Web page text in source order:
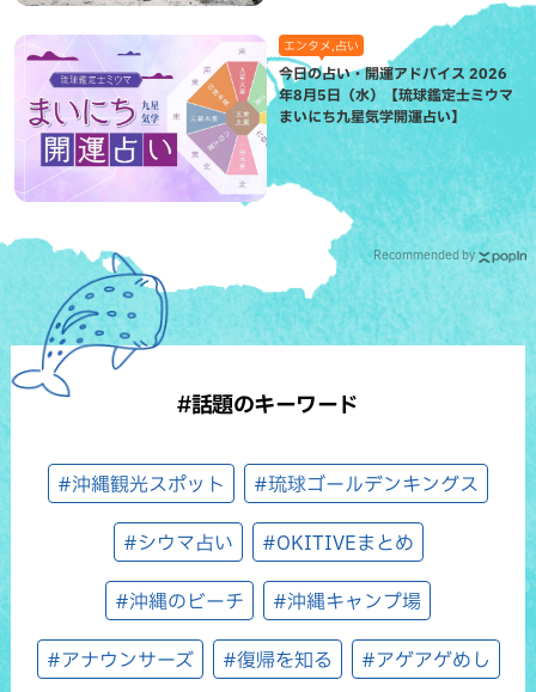
エンタメ,占い
今日の占い・開運アドバイス 2026
年8月5日（水）【琉球鑑定士ミウマ
まいにち九星気学開運占い】
Recommended by
#話題のキーワード
#沖縄観光スポット #琉球ゴールデンキングス
#シウマ占い #OKITIVEまとめ
#沖縄のビーチ #沖縄キャンプ場
#アナウンサーズ #復帰を知る #アゲアゲめし